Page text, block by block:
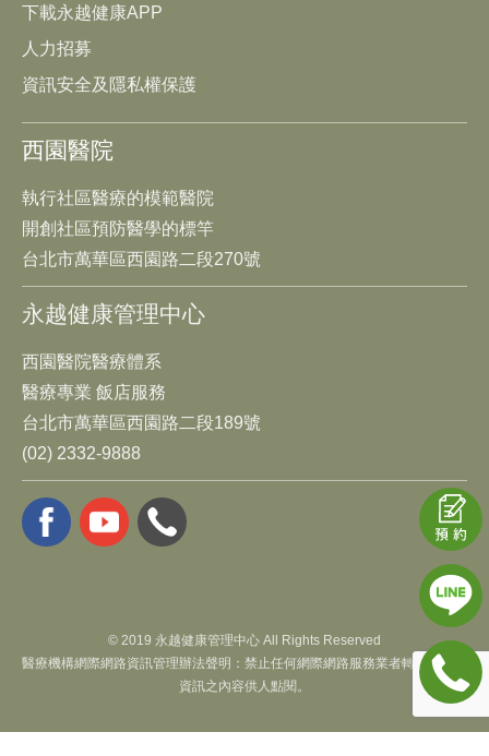
下載永越健康APP
人力招募
資訊安全及隱私權保護
西園醫院
執行社區醫療的模範醫院
開創社區預防醫學的標竿
台北市萬華區西園路二段270號
永越健康管理中心
西園醫院醫療體系
醫療專業 飯店服務
台北市萬華區西園路二段189號
(02) 2332-9888
© 2019 永越健康管理中心 All Rights Reserved
醫療機構網際網路資訊管理辦法聲明：禁止任何網際網路服務業者轉錄本網路
資訊之內容供人點閱。